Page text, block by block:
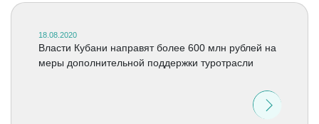
18.08.2020
Власти Кубани направят более 600 млн рублей на
меры дополнительной поддержки туротрасли